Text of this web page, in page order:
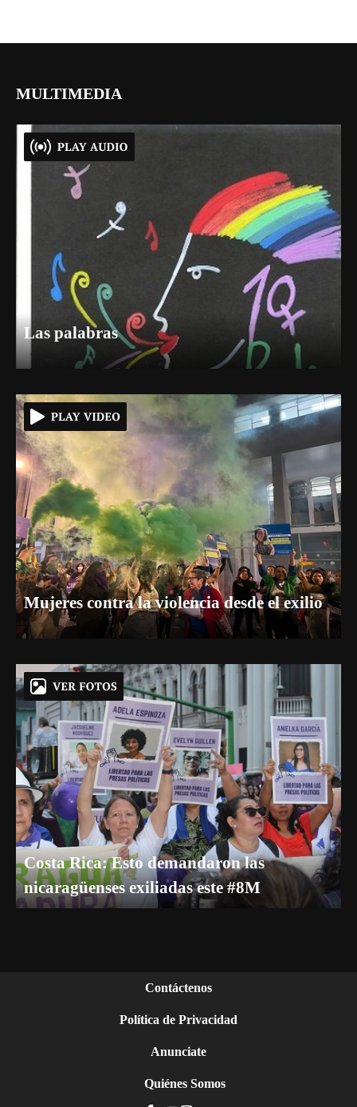
MULTIMEDIA
Las palabras
Mujeres contra la violencia desde el exilio
Costa Rica: Esto demandaron las
nicaragüenses exiliadas este #8M
Contáctenos
Política de Privacidad
Anunciate
Quiénes Somos